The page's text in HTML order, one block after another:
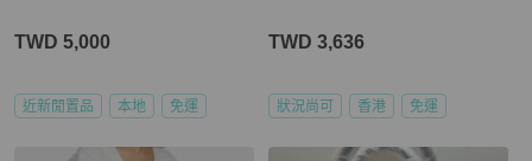
TWD 5,000
近新閒置品 本地 免運
TWD 3,636
狀況尚可 香港 免運